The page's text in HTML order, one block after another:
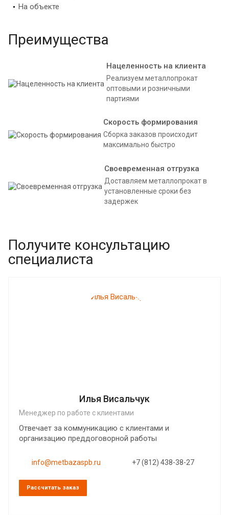
На объекте
Преимущества
Нацеленность на клиента
Реализуем металлопрокат
оптовыми и розничными
партиями
Скорость формирования
Сборка заказов происходит
максимально быстро
Своевременная отгрузка
Доставляем металлопрокат в
установленные сроки без
задержек
Получите консультацию
специалиста
Илья Висальчук
Менеджер по работе с клиентами
Отвечает за коммуникацию с клиентами и
организацию преддоговорной работы
info@metbazaspb.ru +7 (812) 438-38-27
Рассчитать заказ